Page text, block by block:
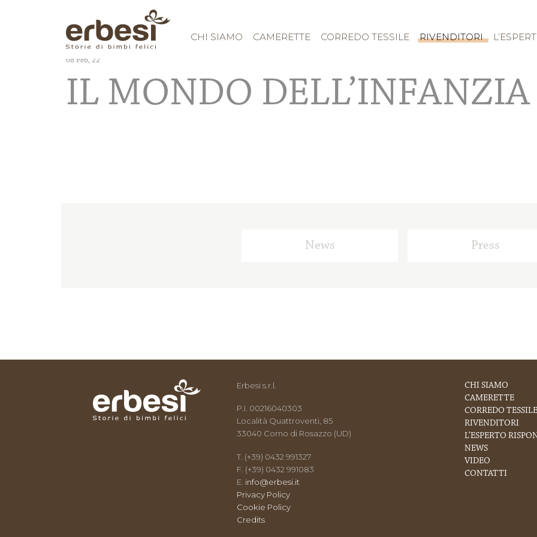
CHI SIAMO CAMERETTE CORREDO TESSILE RIVENDITORI
08 Feb, 22
IL MONDO DELL’INFANZIA
News Press
Erbesi s.r.l.
P.I. 00216040303
Località Quattroventi, 85
33040 Corno di Rosazzo (UD)
T. (+39) 0432 991327
F. (+39) 0432 991083
E. info@erbesi.it
Privacy Policy
Cookie Policy
Credits
CHI SIAMO
CAMERETTE
CORREDO TESSILE
RIVENDITORI
L’ESPERTO
NEWS
VIDEO
CONTATTI